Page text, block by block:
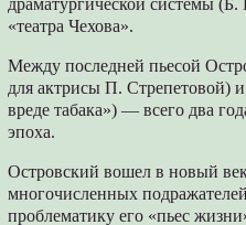
драматургической системы
«театра Чехова».
Между последней пьесой
для актрисы П. Стрепетовой)
вреде табака») — всего два
эпоха.
Островский вошел в новый
многочисленных
проблематику его «пьес